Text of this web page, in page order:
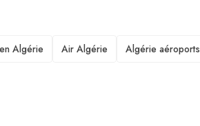
Algérie Air Algérie Algérie aéroports